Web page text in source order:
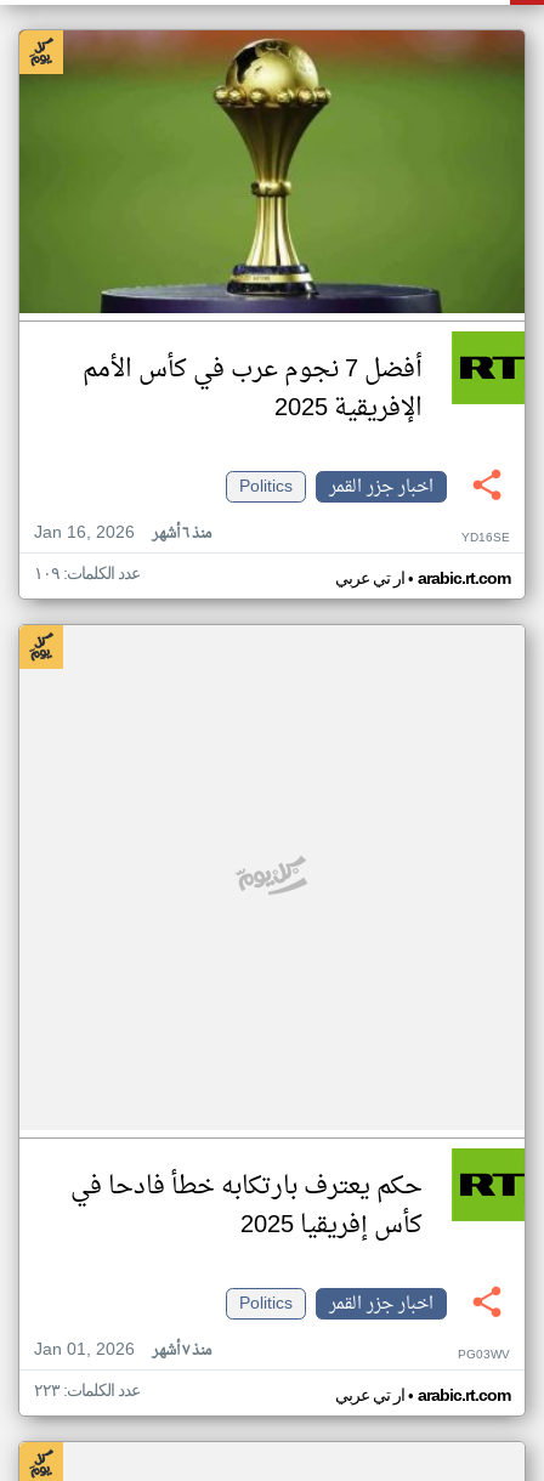
أفضل 7 نجوم عرب في كأس الأمم
الإفريقية 2025
اخبار جزر القمر
Politics
Jan 16, 2026
منذ ٦ أشهر YD16SE
ار تي عربي• arabic.rt.com عدد الكلمات: ١٠٩
حكم يعترف بارتكابه خطأ فادحا في
كأس إفريقيا 2025
اخبار جزر القمر
Politics
Jan 01, 2026
منذ ٧ أشهر PG03WV
ار تي عربي• arabic.rt.com عدد الكلمات: ٢٢٣